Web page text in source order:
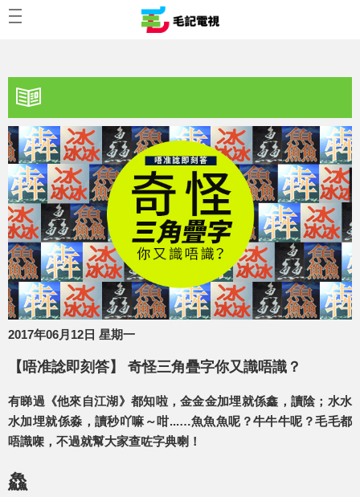
2017年06月12日 星期一
【唔准諗即刻答】 奇怪三角疊字你又識唔識？
有睇過《他來自江湖》都知啦，金金金加埋就係鑫，讀陰；水水
水加埋就係淼，讀秒吖嘛～咁...…魚魚魚呢？牛牛牛呢？毛毛都
唔識㗎，不過就幫大家查咗字典喇！
鱻